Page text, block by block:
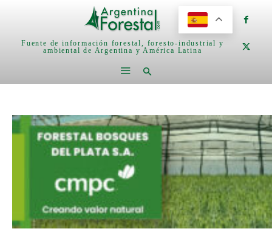
Fuente de información forestal, foresto-industrial y
ambiental de Argentina y América Latina